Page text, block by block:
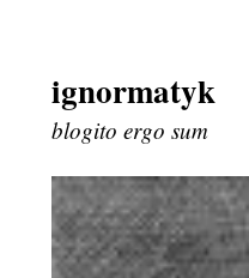
Skip
to
content
ignormatyk
blogito ergo sum